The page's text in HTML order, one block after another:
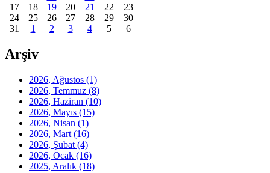
17
18 19 20 21 22
23
24
25 26 27 28 29
30
31
1 2 3 4 5 6
Arşiv
2026, Ağustos (1)
2026, Temmuz (8)
2026, Haziran (10)
2026, Mayıs (15)
2026, Nisan (1)
2026, Mart (16)
2026, Şubat (4)
2026, Ocak (16)
2025, Aralık (18)